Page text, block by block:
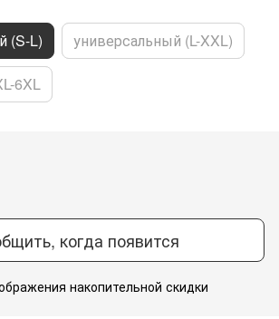
(S-L) универсальный (L-XXL)
6XL
когда появится
накопительной скидки